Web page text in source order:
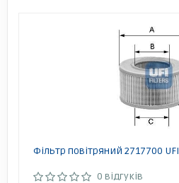
Фільтр повітряний 2717700 UFI
0 відгуків